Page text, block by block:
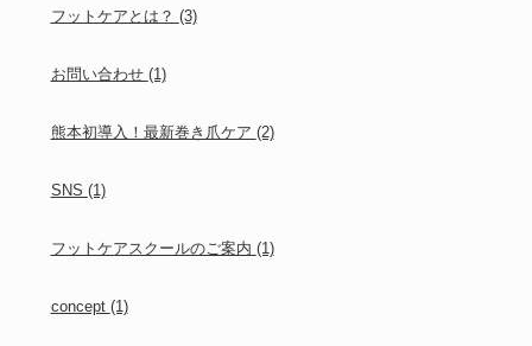
フットケアとは？ (3)
お問い合わせ (1)
熊本初導入！最新巻き爪ケア (2)
SNS (1)
フットケアスクールのご案内 (1)
concept (1)